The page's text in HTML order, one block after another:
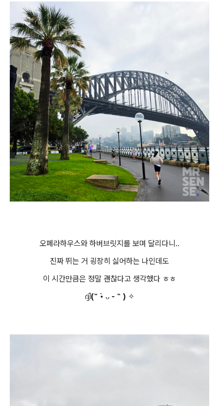
오페라하우스와 하버브릿지를 보며 달리다니..
진짜 뛰는 거 굉장히 싫어하는 나인데도
이 시간만큼은 정말 괜찮다고 생각했다 ㅎㅎ
ദ്ദി(˵ •̀ ᴗ - ˵ ) ✧